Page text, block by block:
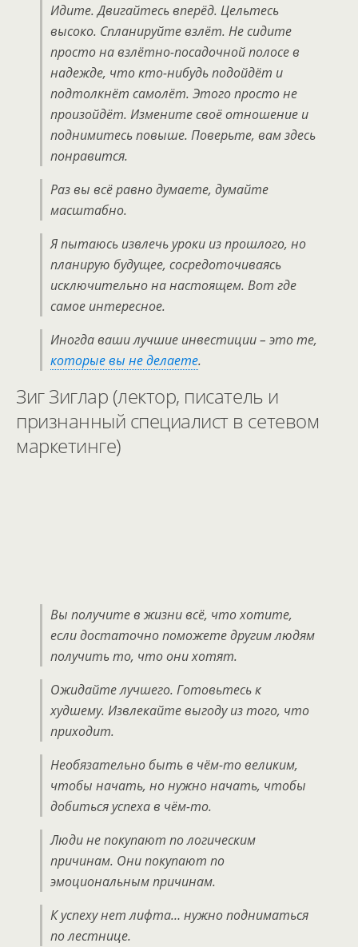
Идите. Двигайтесь вперёд. Цельтесь
высоко. Спланируйте взлёт. Не сидите
просто на взлётно-посадочной полосе в
надежде, что кто-нибудь подойдёт и
подтолкнёт самолёт. Этого просто не
произойдёт. Измените своё отношение и
поднимитесь повыше. Поверьте, вам здесь
понравится.
Раз вы всё равно думаете, думайте
масштабно.
Я пытаюсь извлечь уроки из прошлого, но
планирую будущее, сосредоточиваясь
исключительно на настоящем. Вот где
самое интересное.
Иногда ваши лучшие инвестиции – это те,
которые вы не делаете.
Зиг Зиглар (лектор, писатель и
признанный специалист в сетевом
маркетинге)
Вы получите в жизни всё, что хотите,
если достаточно поможете другим людям
получить то, что они хотят.
Ожидайте лучшего. Готовьтесь к
худшему. Извлекайте выгоду из того, что
приходит.
Необязательно быть в чём-то великим,
чтобы начать, но нужно начать, чтобы
добиться успеха в чём-то.
Люди не покупают по логическим
причинам. Они покупают по
эмоциональным причинам.
К успеху нет лифта… нужно подниматься
по лестнице.